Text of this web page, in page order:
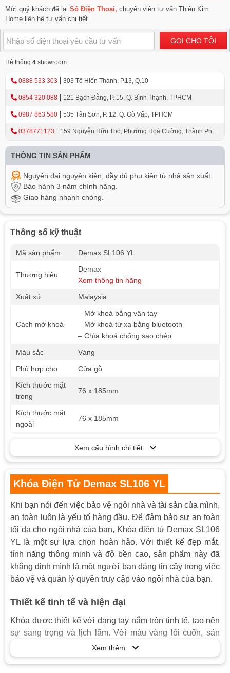
Mời quý khách để lại Số Điện Thoại, chuyên viên tư vấn Thiên Kim
Home liên hệ tư vấn chi tiết
GỌI CHO TÔI
Hệ thống 4 showroom
0888 533 303 303 Tô Hiến Thành, P.13, Q.10
0854 320 088 121 Bạch Đằng, P. 15, Q. Bình Thạnh, TPHCM
0987 863 580 535 Tân Sơn, P. 12, Q. Gò Vấp, TPHCM
0378771123
159 Nguyễn Hữu Thọ, Phường Hoà Cường, Thành Phố
THÔNG TIN SẢN PHẨM
Nguyên đai nguyên kiện, đầy đủ phụ kiện từ nhà sản xuất.
Bảo hành 3 năm chính hãng.
Giao hàng nhanh chóng.
Thông số kỹ thuật
Mã sản phẩm Demax SL106 YL
Thương hiệu
Demax
Xem thông tin hãng
Xuất xứ
Malaysia
Cách mở khoá
– Mở khoá bằng vân tay
– Mở khoá từ xa bằng bluetooth
– Chìa khoá chống sao chép
Màu sắc
Vàng
Phù hợp cho
Cửa gỗ
Kích thước mặt
trong
76 x 185mm
Kích thước mặt
ngoài
76 x 185mm
Số vân tay: 30
Tính năng
– Nhắc nhở pin yếu
Vật liệu
Hợp kim nhôm, hợp kim kẽm cao cấp,
nhựa ABS chống cháy
Nguồn điện
Pin sạc Lithium 3,7V – 800mah
Nguồn khẩn
cấp
5V-1A, Micro USB
Độ dày cửa
30-55 mm
Kết nối điện
Không
Phụ kiện kèm
theo
Xem cấu hình chi tiết
Khóa Điện Tử Demax SL106 YL
Khi bạn nói đến việc bảo vệ ngôi nhà và tài sản của mình,
an toàn luôn là yếu tố hàng đầu. Để đảm bảo sự an toàn
tối đa cho ngôi nhà của bạn, Khóa điện tử Demax SL106
YL là một sự lựa chọn hoàn hảo. Với thiết kế đẹp mắt,
tính năng thông minh và độ bền cao, sản phẩm này đã
khẳng định mình là một người bạn đáng tin cậy trong việc
bảo vệ và quản lý quyền truy cập vào ngôi nhà của bạn.
Thiết kế tinh tế và hiện đại
Khóa được thiết kế với dạng tay nắm tròn tinh tế, tạo nên
sự sang trọng và lịch lãm. Với màu vàng lôi cuốn, sản
phẩm này dễ dàng phối hợp với nhiều loại cửa và phong
cách trang trí. Nó không chỉ đơn thuần là một khóa cửa
Xem thêm